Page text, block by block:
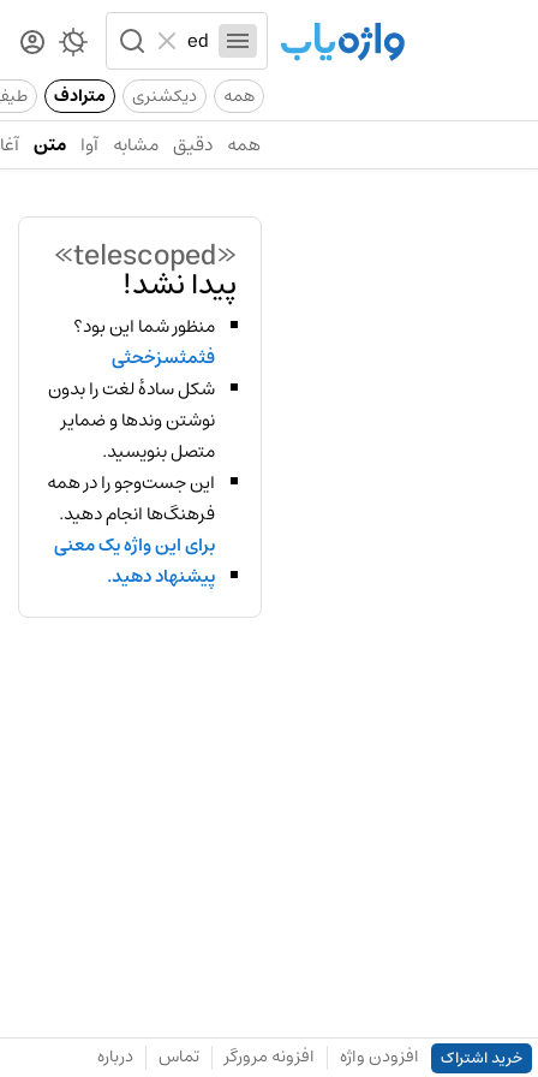
همه دیکشنری مترادف
همه دقیق مشابه آوا متن
«telescoped»
پیدا نشد!
منظور شما این بود؟
فثمثسزخحثی
شکل سادهٔ لغت را بدون
نوشتن وندها و ضمایر
متصل بنویسید.
این جست‌وجو را در همه
فرهنگ‌ها انجام دهید.
برای این واژه یک معنی
پیشنهاد دهید.
خرید اشتراک افزودن واژه افزونه مرورگر تماس درباره